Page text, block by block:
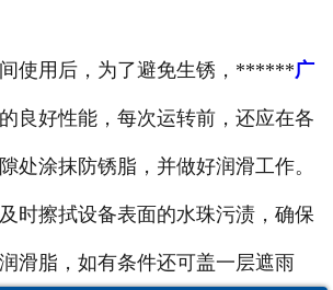
使用后，为了避免生锈，******广
良好性能，每次运转前，还应在各
处涂抹防锈脂，并做好润滑工作。
时擦拭设备表面的水珠污渍，确保
滑脂，如有条件还可盖一层遮雨